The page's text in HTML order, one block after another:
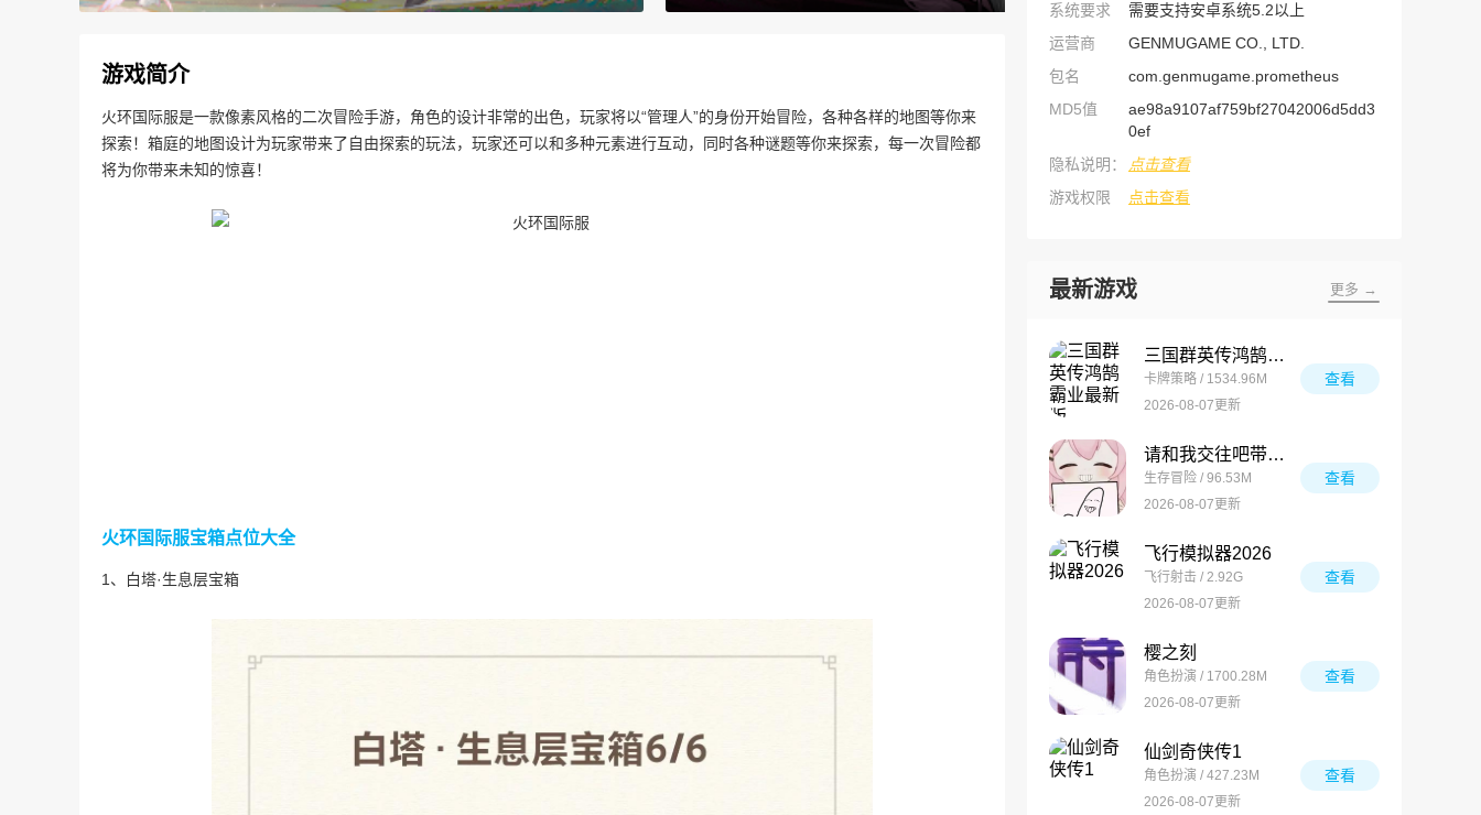
游戏简介
火环国际服是一款像素风格的二次冒险手游，角色的设计非常的出色，玩家将以“管理人”的身份开始冒险，各种各样的地图等你来
探索！箱庭的地图设计为玩家带来了自由探索的玩法，玩家还可以和多种元素进行互动，同时各种谜题等你来探索，每一次冒险都
将为你带来未知的惊喜！
火环国际服宝箱点位大全
1、白塔·生息层宝箱
系统要求
需要支持安卓系统5.2以上
运营商
GENMUGAME CO., LTD.
包名
com.genmugame.prometheus
MD5值
ae98a9107af759bf27042006d5dd3
0ef
隐私说明：
点击查看
游戏权限
点击查看
最新游戏 更多 →
三国群英传鸿鹄霸业最新版
卡牌策略 / 1534.96M
2026-08-07更新
查看
请和我交往吧带带大师兄
生存冒险 / 96.53M
2026-08-07更新
查看
飞行模拟器2026
飞行射击 / 2.92G
2026-08-07更新
查看
樱之刻
角色扮演 / 1700.28M
2026-08-07更新
查看
仙剑奇侠传1
角色扮演 / 427.23M
2026-08-07更新
查看